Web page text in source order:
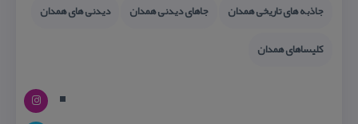
جاذبه های تاریخی همدان جاهای دیدنی همدان
دیدنی های همدان
كلیساهای همدان